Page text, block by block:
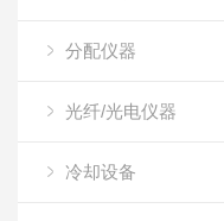
分配仪器
光纤/光电仪器
冷却设备